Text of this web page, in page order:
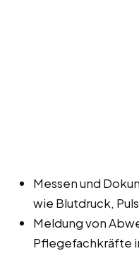
Messen und
wie Blutdruck,
Meldung von
Pflegefachkräfte